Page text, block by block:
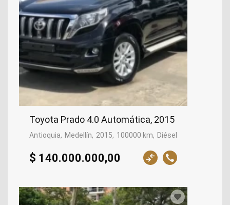
Toyota Prado 4.0 Automática, 2015
Antioquia Medellín 2015 100000 km Diésel
$ 140.000.000,00